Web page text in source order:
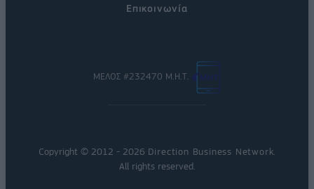
Επικοινωνία
ΜΕΛΟΣ #232470 Μ.Η.Τ.
Copyright © 2012 - 2026 Direction Business Network
All rights reserved.